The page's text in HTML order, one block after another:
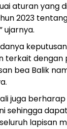
aturan yang
2023
ujarnya.
terkait dengan
bea Balik
juga
sehingga
lapisan